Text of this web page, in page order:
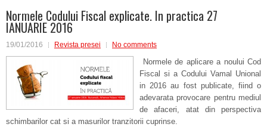
Normele Codului Fiscal explicate. In practica 27
IANUARIE 2016
19/01/2016 Revista presei No comments
Normele de aplicare a noului Cod
Fiscal si a Codului Vamal Unional
in 2016 au fost publicate, fiind o
adevarata provocare pentru mediul
de afaceri, atat din perspectiva
schimbarilor cat si a masurilor tranzitorii cuprinse.